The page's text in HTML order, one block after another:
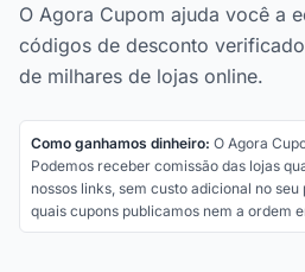
O Agora Cupom ajuda você a
códigos de desconto
de milhares de lojas online.
Como ganhamos dinheiro: O Agora
Podemos receber comissão das lojas
nossos links, sem custo adicional no
quais cupons publicamos nem a ordem